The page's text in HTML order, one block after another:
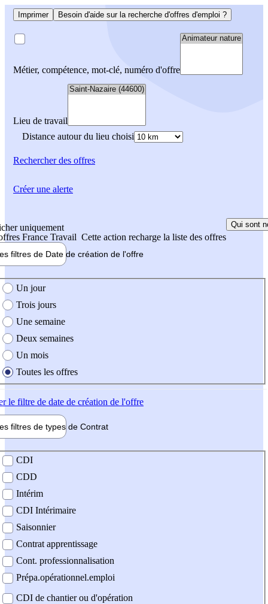
Imprimer Besoin d'aide sur la recherche d'offres d'emploi ?
Métier, compétence, mot-clé, numéro d'offre
Lieu de travail
Distance autour du lieu choisi
Rechercherdes offres
uniquement
France Travail Cette action recharge la liste des offres
Qui sont
filtres de Date de création de l'offre
création de l'offre
Un jour
Trois jours
Une semaine
Deux semaines
Un mois
Toutes les offres
le filtre de date de création de l'offre
filtres de types de Contrat
contrat
CDI
CDD
Intérim
CDI Intérimaire
Saisonnier
Contrat apprentissage
Cont. professionnalisation
Prépa.opérationnel.emploi
CDI de chantier ou d'opération
Créer une alerte